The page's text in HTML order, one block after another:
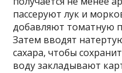
пассеруют лук и
добавляют томатную
Затем вводят
сахара, чтобы
воду закладывают